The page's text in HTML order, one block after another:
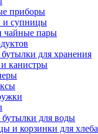
приборы
и супницы
чайные пары
для хранения
канистры
для воды
и корзинки для хлеба